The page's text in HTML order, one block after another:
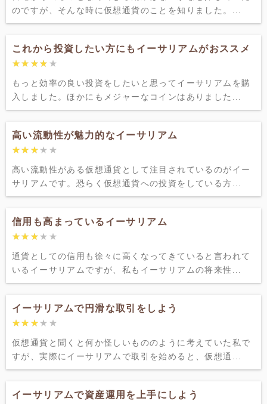
のですが、そんな時に仮想通貨のことを知りました。...
これから投資したい方にもイーサリアムがおススメ
★★★★★
★★★★★
もっと効率の良い投資をしたいと思ってイーサリアムを購
入しました。ほかにもメジャーなコインはありました...
高い流動性が魅力的なイーサリアム
★★★★★
★★★★★
高い流動性がある仮想通貨として注目されているのがイー
サリアムです。恐らく仮想通貨への投資をしている方...
信用も高まっているイーサリアム
★★★★★
★★★★★
通貨としての信用も徐々に高くなってきていると言われて
いるイーサリアムですが、私もイーサリアムの将来性...
イーサリアムで円滑な取引をしよう
★★★★★
★★★★★
仮想通貨と聞くと何か怪しいもののように考えていた私で
すが、実際にイーサリアムで取引を始めると、仮想通...
イーサリアムで資産運用を上手にしよう